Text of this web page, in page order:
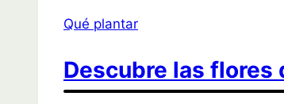
jardines
suelos
ácidos
Qué plantar
Descubre las flores